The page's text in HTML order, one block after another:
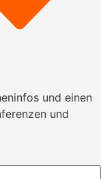
und einen
und